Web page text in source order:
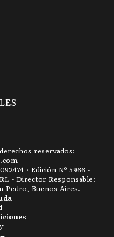
reservados:
· Edición Nº 5966 -
- Director Responsable:
Pedro, Buenos Aires.